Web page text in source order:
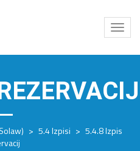
Odpri
meni
> 5.4 Izpisi > 5.4.8 Izpis